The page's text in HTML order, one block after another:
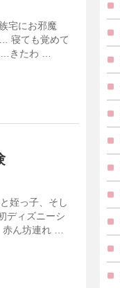
宅にお邪魔
寝ても覚めて
…きたわ …
姪っ子、そし
ディズニーシ
ん坊連れ …